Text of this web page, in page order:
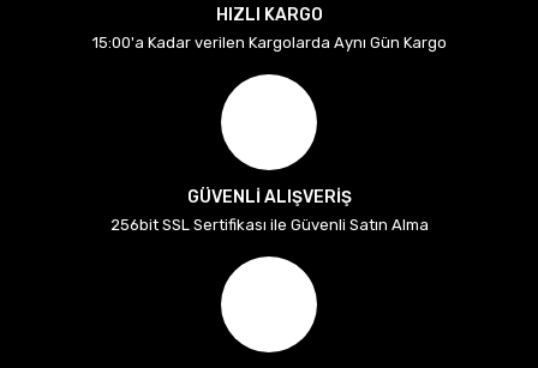
HIZLI KARGO
15:00'a Kadar verilen Kargolarda Aynı Gün Kargo
GÜVENLİ ALIŞVERİŞ
256bit SSL Sertifikası ile Güvenli Satın Alma